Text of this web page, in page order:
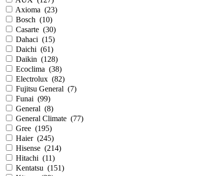
Axioma (23)
Bosch (10)
Casarte (30)
Dahaci (15)
Daichi (61)
Daikin (128)
Ecoclima (38)
Electrolux (82)
Fujitsu General (7)
Funai (99)
General (8)
General Climate (77)
Gree (195)
Haier (245)
Hisense (214)
Hitachi (11)
Kentatsu (151)